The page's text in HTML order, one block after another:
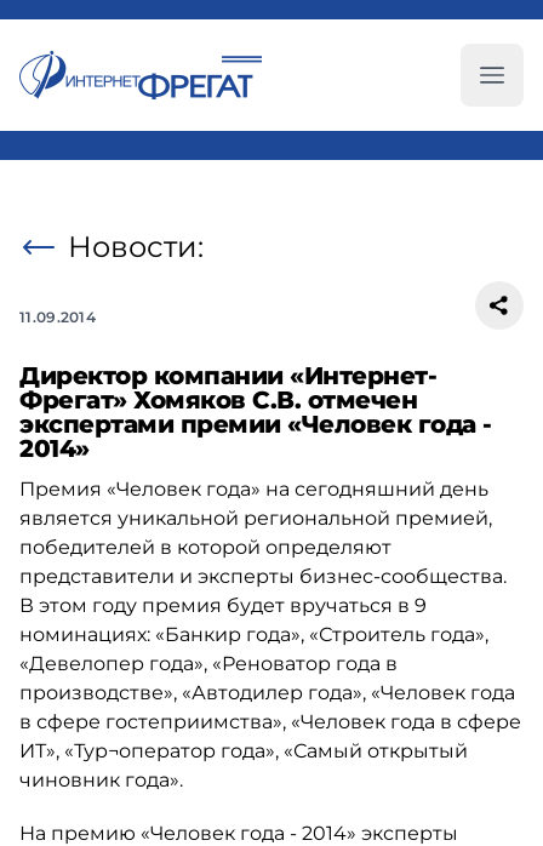
Новости:
11.09.2014
Директор компании «Интернет-
Фрегат» Хомяков С.В. отмечен
экспертами премии «Человек года -
2014»
Премия «Человек года» на сегодняшний день
является уникальной региональной премией,
победителей в которой определяют
представители и эксперты бизнес-сообщества.
В этом году премия будет вручаться в 9
номинациях: «Банкир года», «Строитель года»,
«Девелопер года», «Реноватор года в
производстве», «Автодилер года», «Человек года
в сфере гостеприимства», «Человек года в сфере
ИТ», «Тур¬оператор года», «Самый открытый
чиновник года».
На премию «Человек года - 2014» эксперты